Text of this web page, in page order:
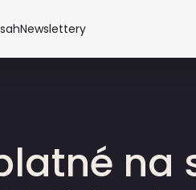
Newslettery
na